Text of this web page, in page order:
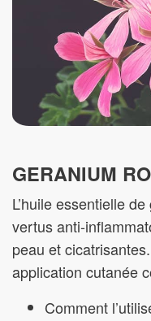
GERANIUM
L’huile essentielle
vertus anti-
peau et
application cutanée
Comment